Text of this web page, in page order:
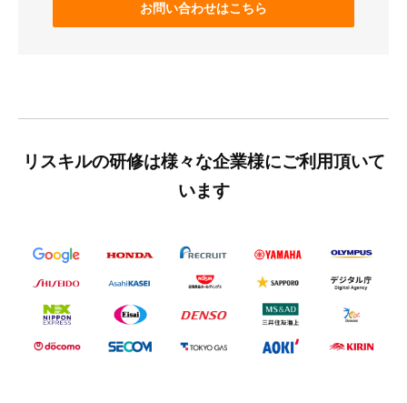
お問い合わせはこちら
リスキルの研修は様々な企業様にご利用頂いて
います